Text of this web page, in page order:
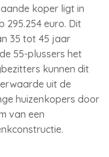
koper ligt in
euro. Dit
35 tot 45 jaar
55-plussers het
kunnen dit
uit de
huizenkopers door
van een